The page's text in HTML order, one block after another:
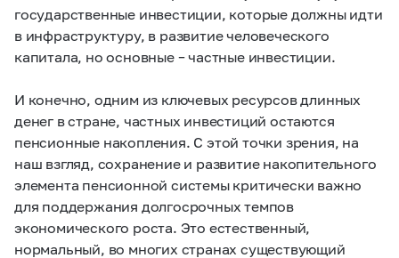
государственные инвестиции, которые должны идти
в инфраструктуру, в развитие человеческого
капитала, но основные – частные инвестиции.
И конечно, одним из ключевых ресурсов длинных
денег в стране, частных инвестиций остаются
пенсионные накопления. С этой точки зрения, на
наш взгляд, сохранение и развитие накопительного
элемента пенсионной системы критически важно
для поддержания долгосрочных темпов
экономического роста. Это естественный,
нормальный, во многих странах существующий